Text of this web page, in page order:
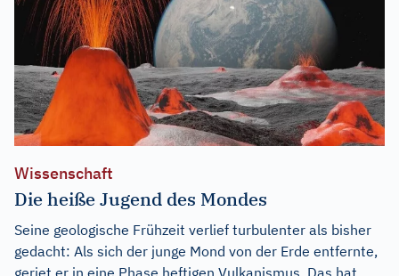
Wissenschaft
Die heiße Jugend des Mondes
Seine geologische Frühzeit verlief turbulenter als bisher
gedacht: Als sich der junge Mond von der Erde entfernte,
geriet er in eine Phase heftigen Vulkanismus. Das hat